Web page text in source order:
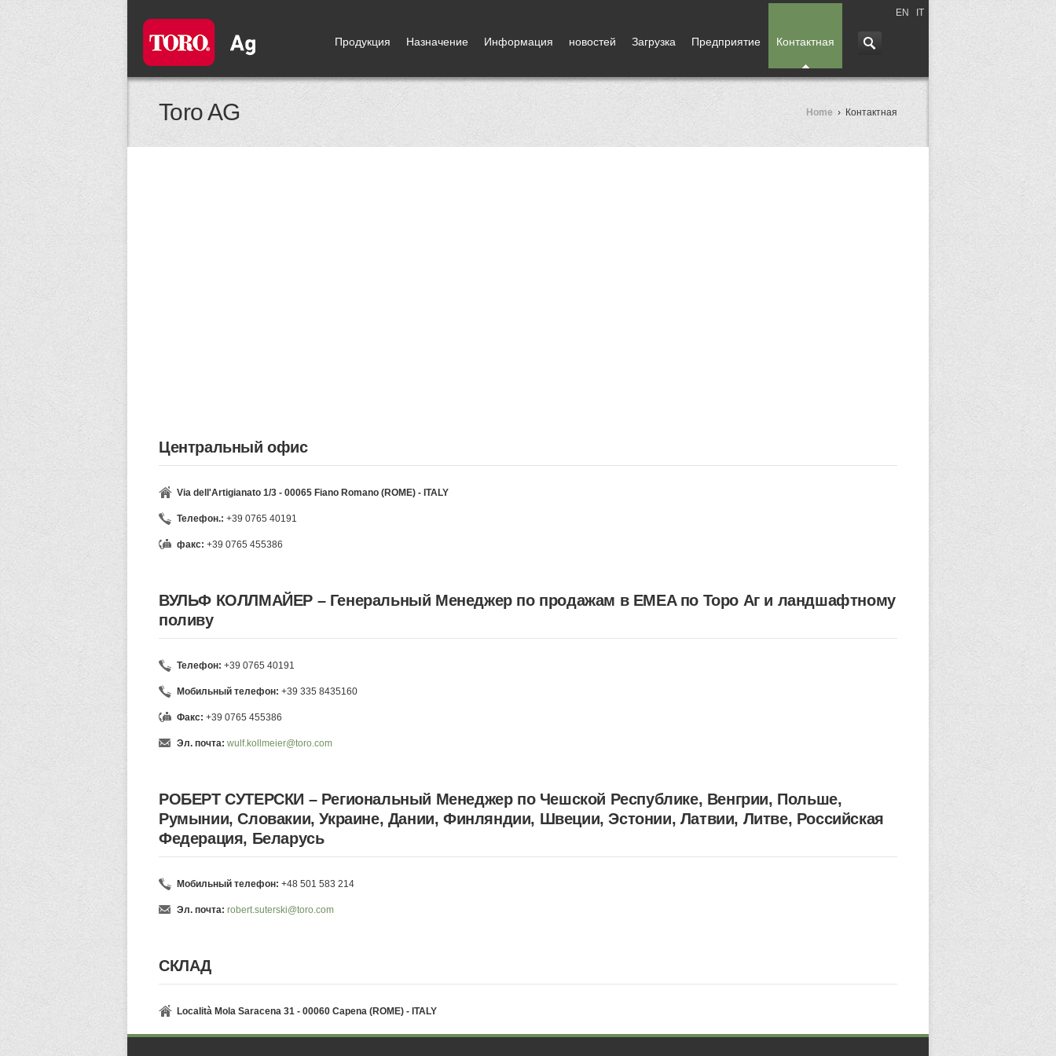
Toro AG Home › Контактная
Центральный офис
Via dell'Artigianato 1/3 - 00065 Fiano Romano (ROME) - ITALY
Телефон.: +39 0765 40191
факс: +39 0765 455386
ВУЛЬФ КОЛЛМАЙЕР – Генеральный Менеджер по продажам в EMEA по Торо Аг и ландшафтному
поливу
Телефон: +39 0765 40191
Мобильный телефон: +39 335 8435160
Факс: +39 0765 455386
Эл. почта: wulf.kollmeier@toro.com
РОБЕРТ СУТЕРСКИ – Региональный Менеджер по Чешской Республике, Венгрии, Польше,
Румынии, Словакии, Украине, Дании, Финляндии, Швеции, Эстонии, Латвии, Литве, Российская
Федерация, Беларусь
Мобильный телефон: +48 501 583 214
Эл. почта: robert.suterski@toro.com
СКЛАД
Località Mola Saracena 31 - 00060 Capena (ROME) - ITALY
EN IT
Продукция Назначение Информация новостей Загрузка Предприятие Контактная